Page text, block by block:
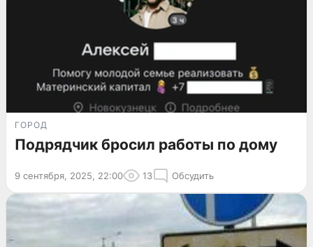
ГОРОД
Подрядчик бросил работы по дому
9 сентября, 2025, 22:00 13 Обсудить